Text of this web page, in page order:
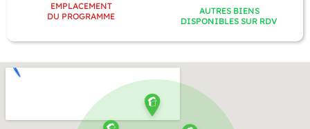
EMPLACEMENT
DU PROGRAMME
AUTRES BIENS
DISPONIBLES SUR RDV